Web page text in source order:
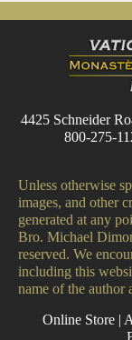
4425 Schneider
800-275-
Unless otherwise
images, and other
generated at any
Bro. Michael
reserved. We
including this
name of the author
Online Store|